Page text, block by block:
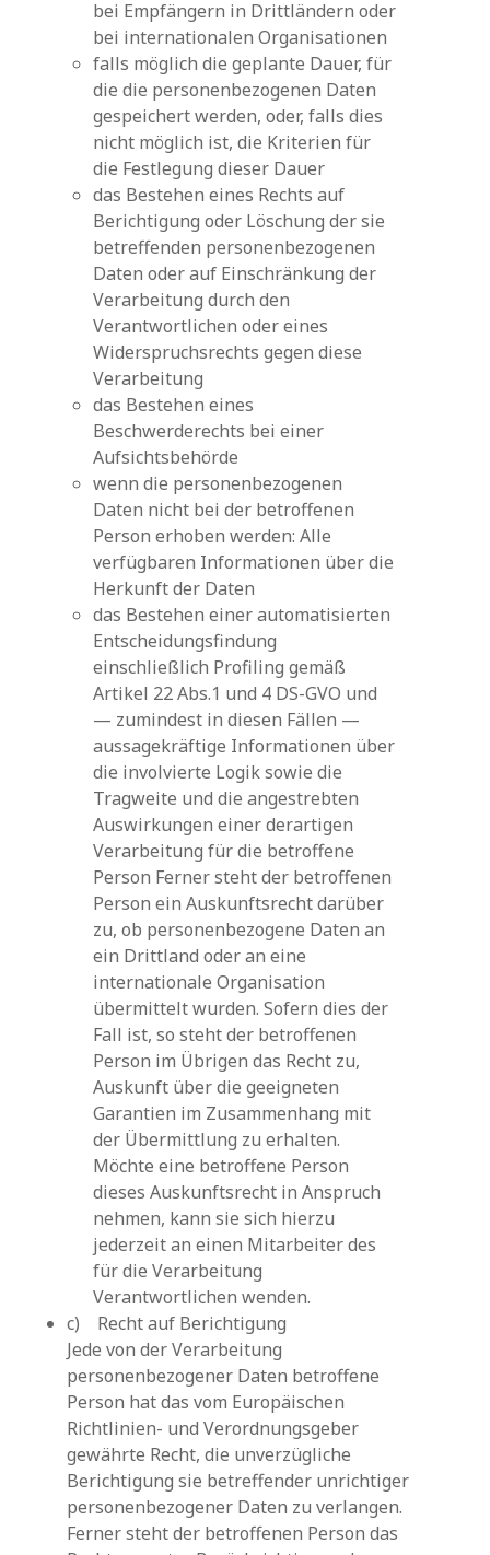
bei Empfängern in Drittländern oder
bei internationalen Organisationen
falls möglich die geplante Dauer, für
die die personenbezogenen Daten
gespeichert werden, oder, falls dies
nicht möglich ist, die Kriterien für
die Festlegung dieser Dauer
das Bestehen eines Rechts auf
Berichtigung oder Löschung der sie
betreffenden personenbezogenen
Daten oder auf Einschränkung der
Verarbeitung durch den
Verantwortlichen oder eines
Widerspruchsrechts gegen diese
Verarbeitung
das Bestehen eines
Beschwerderechts bei einer
Aufsichtsbehörde
wenn die personenbezogenen
Daten nicht bei der betroffenen
Person erhoben werden: Alle
verfügbaren Informationen über die
Herkunft der Daten
das Bestehen einer automatisierten
Entscheidungsfindung
einschließlich Profiling gemäß
Artikel 22 Abs.1 und 4 DS-GVO und
— zumindest in diesen Fällen —
aussagekräftige Informationen über
die involvierte Logik sowie die
Tragweite und die angestrebten
Auswirkungen einer derartigen
Verarbeitung für die betroffene
Person Ferner steht der betroffenen
Person ein Auskunftsrecht darüber
zu, ob personenbezogene Daten an
ein Drittland oder an eine
internationale Organisation
übermittelt wurden. Sofern dies der
Fall ist, so steht der betroffenen
Person im Übrigen das Recht zu,
Auskunft über die geeigneten
Garantien im Zusammenhang mit
der Übermittlung zu erhalten.
Möchte eine betroffene Person
dieses Auskunftsrecht in Anspruch
nehmen, kann sie sich hierzu
jederzeit an einen Mitarbeiter des
für die Verarbeitung
Verantwortlichen wenden.
c) Recht auf Berichtigung
Jede von der Verarbeitung
personenbezogener Daten betroffene
Person hat das vom Europäischen
Richtlinien- und Verordnungsgeber
gewährte Recht, die unverzügliche
Berichtigung sie betreffender unrichtiger
personenbezogener Daten zu verlangen.
Ferner steht der betroffenen Person das